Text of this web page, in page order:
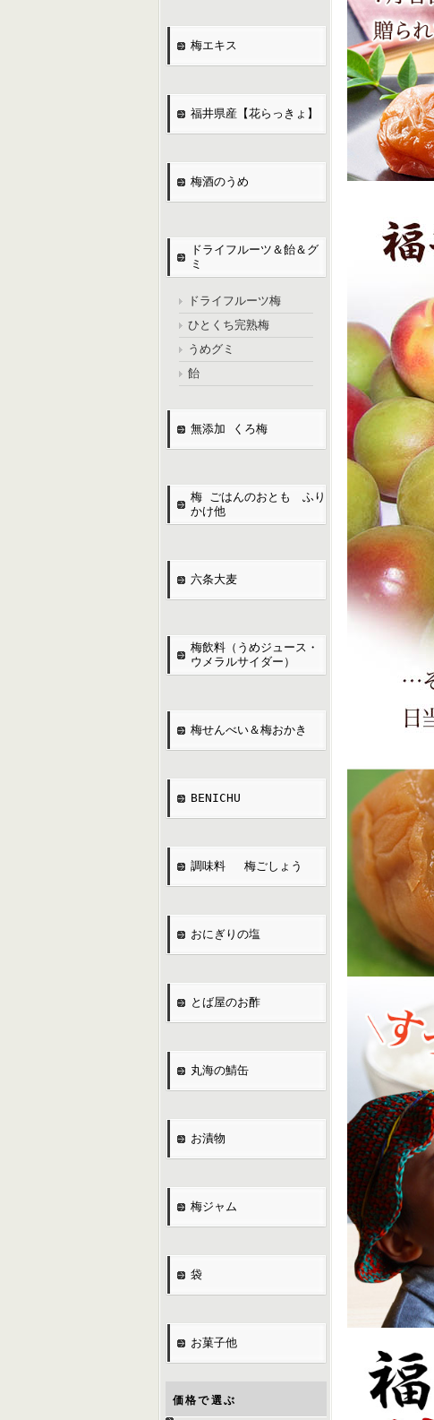
梅エキス
福井県産【花らっきょ】
梅酒のうめ
ドライフルーツ＆飴＆グ
ミ
ドライフルーツ梅
ひとくち完熟梅
うめグミ
飴
無添加 くろ梅
梅 ごはんのおとも ふり
かけ他
六条大麦
梅飲料（うめジュース・
ウメラルサイダー）
梅せんべい＆梅おかき
BENICHU
調味料 梅ごしょう
おにぎりの塩
とば屋のお酢
丸海の鯖缶
お漬物
梅ジャム
袋
お菓子他
価格で選ぶ